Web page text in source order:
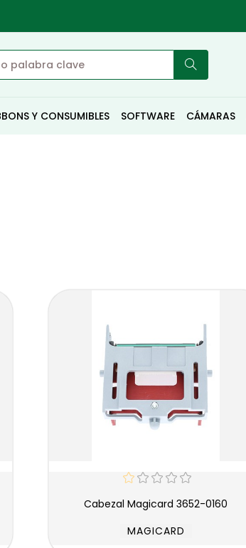
Y CONSUMIBLES SOFTWARE CÁMARAS
Cabezal Magicard 3652-0160
MAGICARD